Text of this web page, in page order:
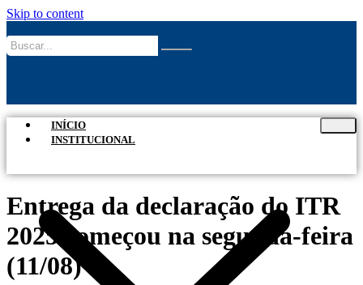
Skip to content
INÍCIO
INSTITUCIONAL
Entrega da declaração do ITR
2025 começou na segunda-feira
(11/08)